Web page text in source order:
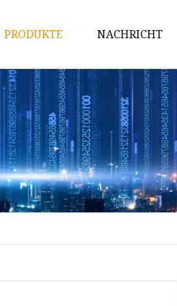
PRODUKTE
Solarpumpe
Tiefbrunnenpumpe
Tauchpumpe
Pumpenzubehör
Umwälzpumpe
Mehrstufige Kreiselpumpe aus
NACHRICHT